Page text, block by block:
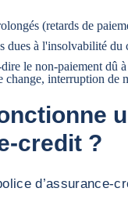
(retards de
dues à l'insolvabilité du
le non-paiement dû
change, interruption de
credit ?
d’assurance-